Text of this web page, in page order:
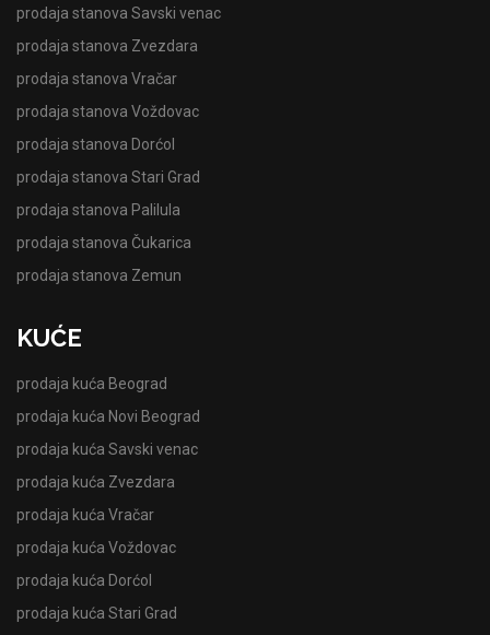
prodaja stanova Savski venac
prodaja stanova Zvezdara
prodaja stanova Vračar
prodaja stanova Voždovac
prodaja stanova Dorćol
prodaja stanova Stari Grad
prodaja stanova Palilula
prodaja stanova Čukarica
prodaja stanova Zemun
KUĆE
prodaja kuća Beograd
prodaja kuća Novi Beograd
prodaja kuća Savski venac
prodaja kuća Zvezdara
prodaja kuća Vračar
prodaja kuća Voždovac
prodaja kuća Dorćol
prodaja kuća Stari Grad